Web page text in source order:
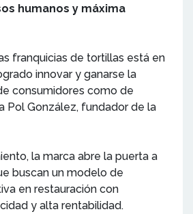
humanos y máxima
franquicias de tortillas está en
innovar y ganarse la
consumidores como de
Pol González, fundador de la
la marca abre la puerta a
buscan un modelo de
en restauración con
y alta rentabilidad.